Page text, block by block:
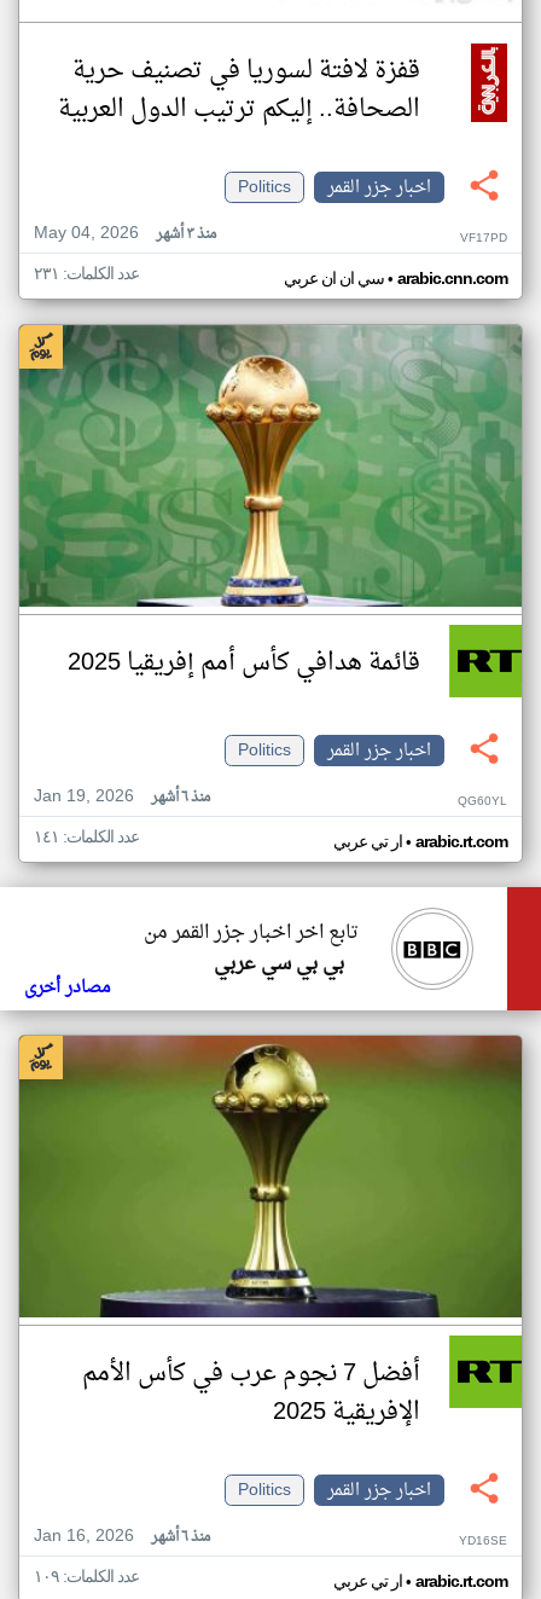
قفزة لافتة لسوريا في تصنيف حرية
الصحافة.. إليكم ترتيب الدول العربية
اخبار جزر القمر
Politics
May 04, 2026
منذ ٣ أشهر VF17PD
سي ان ان عربي• arabic.cnn.com عدد الكلمات: ٢٣١
قائمة هدافي كأس أمم إفريقيا 2025
اخبار جزر القمر
Politics
Jan 19, 2026
منذ ٦ أشهر QG60YL
ار تي عربي• arabic.rt.com عدد الكلمات: ١٤١
تابع اخر اخبار جزر القمر من
بي بي سي عربي
مصادر أخرى
أفضل 7 نجوم عرب في كأس الأمم
الإفريقية 2025
اخبار جزر القمر
Politics
Jan 16, 2026
منذ ٦ أشهر YD16SE
ار تي عربي• arabic.rt.com عدد الكلمات: ١٠٩